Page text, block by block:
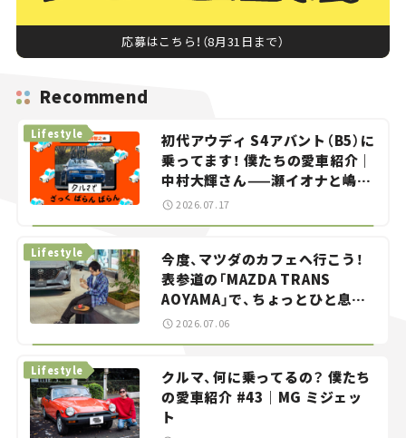
応募はこちら！（8月31日まで）
Recommend
初代アウディ S4アバント（B5）に
乗ってます！ 僕たちの愛車紹介｜
中村大輝さん——瀬イオナと嶋田
智之の「クルマでざっくばらんば
らん！」＃20
Lifestyle
2026.07.17
今度、マツダのカフェへ行こう！
表参道の「MAZDA TRANS
AOYAMA」で、ちょっとひと息。
——連載｜CCGとクルマでどうす
Lifestyle
2026.07.06
クルマ、何に乗ってるの？ 僕たち
の愛車紹介 #43｜MG ミジェッ
ト
Lifestyle